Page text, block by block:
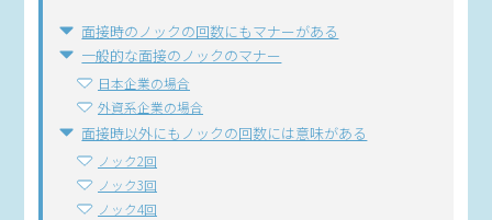
面接時のノックの回数にもマナーがある
一般的な面接のノックのマナー
日本企業の場合
外資系企業の場合
面接時以外にもノックの回数には意味がある
ノック2回
ノック3回
ノック4回